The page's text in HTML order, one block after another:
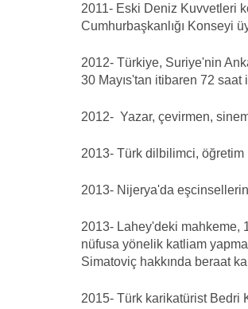
2011- Eski Deniz Kuvvetleri
Cumhurbaşkanlığı Konseyi
2012- Türkiye, Suriye'nin
30 Mayıs'tan itibaren 72 saat
2012- Yazar, çevirmen,
2013- Türk dilbilimci,
2013- Nijerya'da
2013- Lahey'deki mahkeme,
nüfusa yönelik katliam
Simatoviç hakkında beraat
2015- Türk karikatürist Bedri